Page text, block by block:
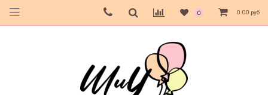
0 0.00 руб